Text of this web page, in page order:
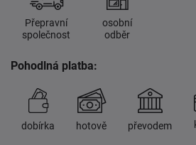
Přepravní
společnost
osobní
odběr
Pohodlná platba:
dobírka hotově převodem